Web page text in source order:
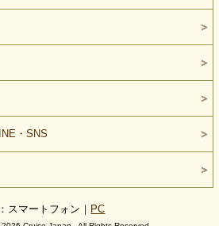
・SNS
スマートフォン｜ PC